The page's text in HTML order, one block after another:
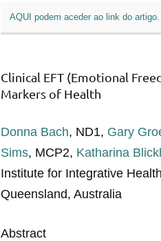
AQUI podem aceder ao link do artigo.
Clinical EFT (Emotional
Markers of Health
Donna Bach, ND1, Gary
Sims, MCP2, Katharina
Institute for Integrative
Queensland, Australia
Abstract